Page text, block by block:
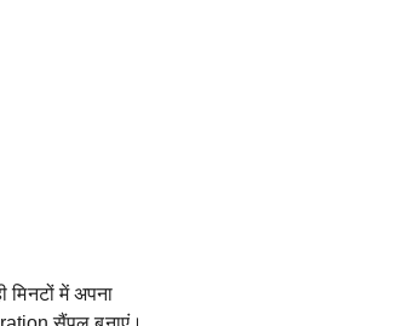
में अपना